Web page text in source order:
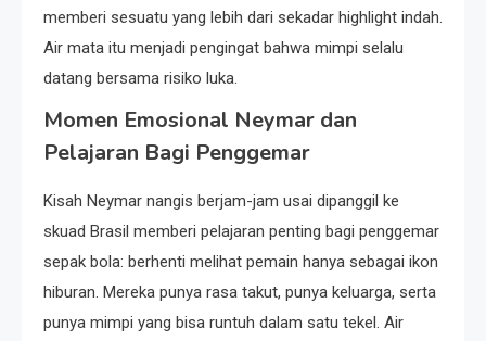
memberi sesuatu yang lebih dari sekadar highlight indah.
Air mata itu menjadi pengingat bahwa mimpi selalu
datang bersama risiko luka.
Momen Emosional Neymar dan
Pelajaran Bagi Penggemar
Kisah Neymar nangis berjam-jam usai dipanggil ke
skuad Brasil memberi pelajaran penting bagi penggemar
sepak bola: berhenti melihat pemain hanya sebagai ikon
hiburan. Mereka punya rasa takut, punya keluarga, serta
punya mimpi yang bisa runtuh dalam satu tekel. Air